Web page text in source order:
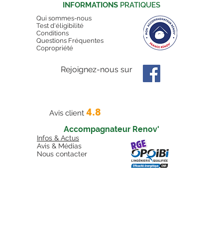
INFORMATIONS PRATIQUES
Qui sommes-nous
Test d'éligibilité
Conditions
Questions Fréquentes
Copropriété
Rejoignez-nous sur
Avis client 4.8
Accompagnateur Renov'
Infos & Actus
Avis & Médias
Nous contacter